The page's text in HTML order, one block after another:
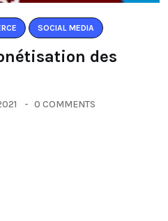
SOCIAL MEDIA
des
0 COMMENTS